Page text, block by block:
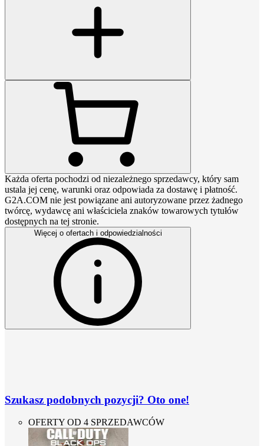
Każda oferta pochodzi od niezależnego sprzedawcy, który sam
ustala jej cenę, warunki oraz odpowiada za dostawę i płatność.
G2A.COM nie jest powiązane ani autoryzowane przez żadnego
twórcę, wydawcę ani właściciela znaków towarowych tytułów
dostępnych na tej stronie.
Więcej o ofertach i odpowiedzialności
Szukasz podobnych pozycji? Oto one!
OFERTY OD 4 SPRZEDAWCÓW